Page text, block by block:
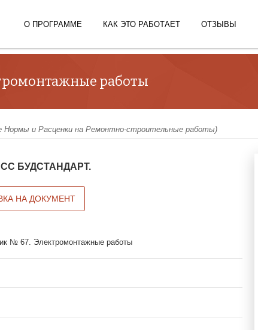
О ПРОГРАММЕ КАК ЭТО РАБОТАЕТ ОТЗЫВЫ
работы
и Расценки на Ремонтно-строительные работы)
БУДСТАНДАРТ.
НА ДОКУМЕНТ
№ 67. Электромонтажные работы